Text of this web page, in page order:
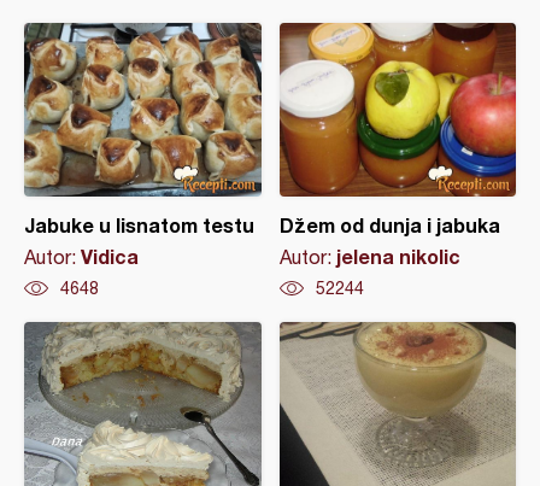
Jabuke u lisnatom testu
Autor: Vidica
4648
Džem od dunja i jabuka
Autor: jelena nikolic
52244